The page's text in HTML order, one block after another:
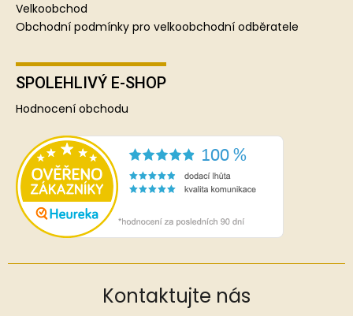
Velkoobchod
Obchodní podmínky pro velkoobchodní odběratele
SPOLEHLIVÝ E-SHOP
Hodnocení obchodu
Kontaktujte nás